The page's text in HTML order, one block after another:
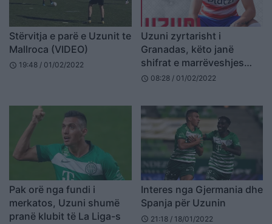
Stërvitja e parë e Uzunit te
Mallroca (VIDEO)
schedule 19:48 / 01/02/2022
Uzuni zyrtarisht i
Granadas, këto janë
shifrat e marrëveshjes
(VIDEO)
schedule 08:28 / 01/02/2022
Pak orë nga fundi i
merkatos, Uzuni shumë
pranë klubit të La Liga-s
Interes nga Gjermania dhe
Spanja për Uzunin
schedule 21:18 / 18/01/2022